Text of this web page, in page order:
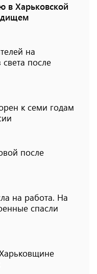
в Харьковской
на
после
к семи годам
после
на работа. На
спасли